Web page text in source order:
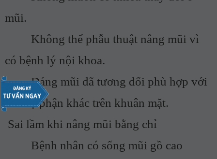
mũi.
Không thể phẫu thuật nâng mũi vì
có bệnh lý nội khoa.
Dáng mũi đã tương đối phù hợp với
các bộ phận khác trên khuân mặt.
Sai lầm khi nâng mũi bằng chỉ
Bệnh nhân có sống mũi gồ cao